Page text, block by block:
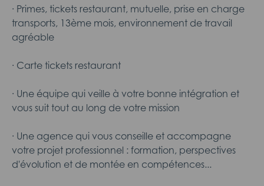
· Primes, tickets restaurant, mutuelle, prise en charge
transports, 13ème mois, environnement de travail
agréable
· Carte tickets restaurant
· Une équipe qui veille à votre bonne intégration et
vous suit tout au long de votre mission
· Une agence qui vous conseille et accompagne
votre projet professionnel : formation, perspectives
d'évolution et de montée en compétences...